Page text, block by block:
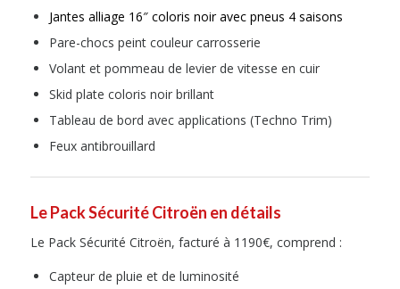
Jantes alliage 16″ coloris noir avec pneus 4 saisons
Pare-chocs peint couleur carrosserie
Volant et pommeau de levier de vitesse en cuir
Skid plate coloris noir brillant
Tableau de bord avec applications (Techno Trim)
Feux antibrouillard
Le Pack Sécurité Citroën en détails
Le Pack Sécurité Citroën, facturé à 1190€, comprend :
Capteur de pluie et de luminosité